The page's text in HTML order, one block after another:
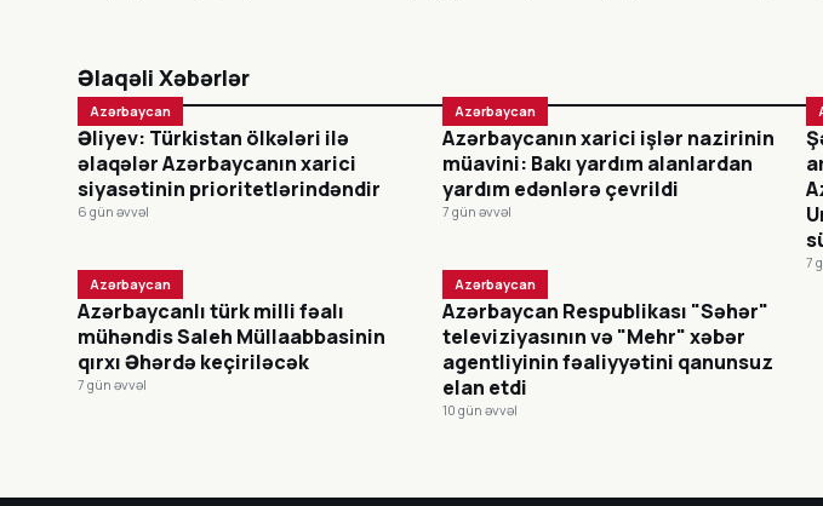
Əlaqəli Xəbərlər
Azərbaycan
Əliyev: Türkistan ölkələri ilə
əlaqələr Azərbaycanın xarici
siyasətinin prioritetlərindəndir
6 gün əvvəl
Azərbaycan
Azərbaycanın xarici işlər nazirinin
müavini: Bakı yardım alanlardan
yardım edənlərə çevrildi
7 gün əvvəl
7
Azərbaycan
Azərbaycanlı türk milli fəalı
mühəndis Saleh Müllaabbasinin
qırxı Əhərdə keçiriləcək
7 gün əvvəl
Azərbaycan
Azərbaycan Respublikası "Səhər"
televiziyasının və "Mehr" xəbər
agentliyinin fəaliyyətini qanunsuz
elan etdi
10 gün əvvəl